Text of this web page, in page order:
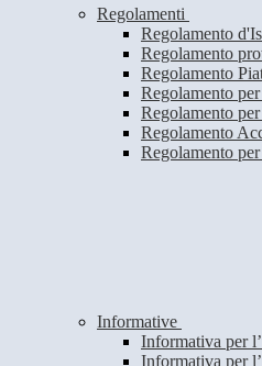
Regolamenti
Regolamento
Regolamento
Regolamento
Regolamento
Regolamento
Regolamento
Regolamento
Informative
Informativa per
Informativa per